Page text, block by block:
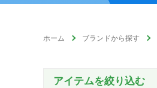
ホーム ブランドから探す